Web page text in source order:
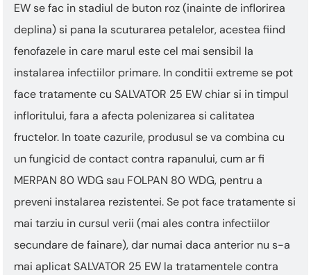
EW se fac in stadiul de buton roz (inainte de inflorirea
deplina) si pana la scuturarea petalelor, acestea fiind
fenofazele in care marul este cel mai sensibil la
instalarea infectiilor primare. In conditii extreme se pot
face tratamente cu SALVATOR 25 EW chiar si in timpul
infloritului, fara a afecta polenizarea si calitatea
fructelor. In toate cazurile, produsul se va combina cu
un fungicid de contact contra rapanului, cum ar fi
MERPAN 80 WDG sau FOLPAN 80 WDG, pentru a
preveni instalarea rezistentei. Se pot face tratamente si
mai tarziu in cursul verii (mai ales contra infectiilor
secundare de fainare), dar numai daca anterior nu s-a
mai aplicat SALVATOR 25 EW la tratamentele contra